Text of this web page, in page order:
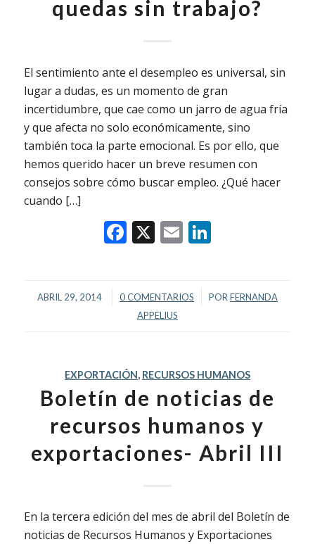
quedas sin trabajo?
El sentimiento ante el desempleo es universal, sin
lugar a dudas, es un momento de gran
incertidumbre, que cae como un jarro de agua fría
y que afecta no solo económicamente, sino
también toca la parte emocional. Es por ello, que
hemos querido hacer un breve resumen con
consejos sobre cómo buscar empleo. ¿Qué hacer
cuando […]
Facebook
X EmailLinkedIn
ABRIL 29, 2014
/ 0 COMENTARIOS
/ POR FERNANDA
APPELIUS
EXPORTACIÓN, RECURSOS HUMANOS
Boletín de noticias de
recursos humanos y
exportaciones- Abril III
En la tercera edición del mes de abril del Boletín de
noticias de Recursos Humanos y Exportaciones